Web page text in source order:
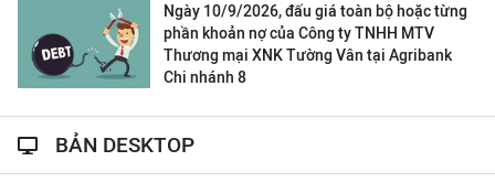
Ngày 10/9/2026, đấu giá toàn bộ hoặc từng
phần khoản nợ của Công ty TNHH MTV
Thương mại XNK Tường Vân tại Agribank
Chi nhánh 8
BẢN DESKTOP